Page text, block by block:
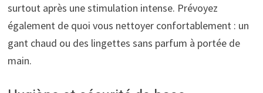
surtout après une stimulation intense. Prévoyez
également de quoi vous nettoyer confortablement : un
gant chaud ou des lingettes sans parfum à portée de
main.